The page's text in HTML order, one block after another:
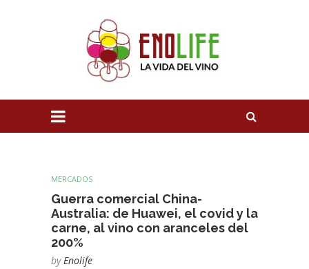
MERCADOS
Guerra comercial China-
Australia: de Huawei, el covid y la
carne, al vino con aranceles del
200%
by Enolife